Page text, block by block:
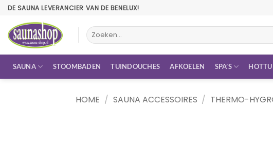
Ga
inhoud
DE SAUNA LEVERANCIER VAN DE BENELUX!
Zoeken
naar:
SAUNA STOOMBADEN TUINDOUCHES AFKOELEN SPA’S
HOME / SAUNA ACCESSOIRES / THERMO-